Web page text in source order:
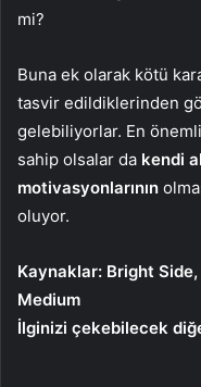
mi?
Buna ek olarak kötü
tasvir edildiklerinden
gelebiliyorlar. En
sahip olsalar da kendi
motivasyonlarının
oluyor.
Kaynaklar: Bright
Medium
İlginizi çekebilecek